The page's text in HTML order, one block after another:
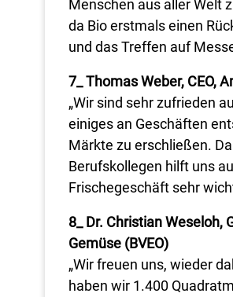
Menschen aus aller Welt
da Bio erstmals einen
und das Treffen auf
7_ Thomas Weber, CEO,
„Wir sind sehr zufrieden
einiges an Geschäften
Märkte zu erschließen.
Berufskollegen hilft uns
Frischegeschäft sehr
8_ Dr. Christian
Gemüse (BVEO)
„Wir freuen uns, wieder
haben wir 1.400